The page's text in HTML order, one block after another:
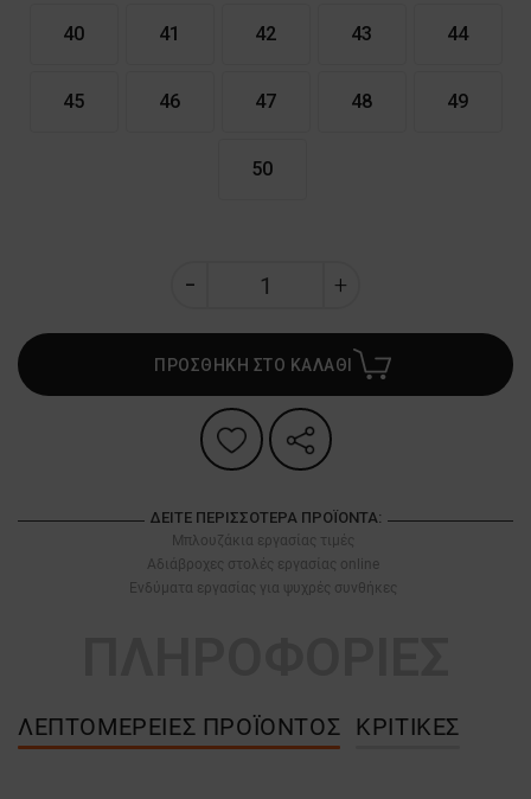
40 41 42 43 44
45 46 47 48 49
50
ΠΡΟΣΘΗΚΗ ΣΤΟ ΚΑΛΑΘΙ
ΔΕΊΤΕ ΠΕΡΙΣΣΌΤΕΡΑ ΠΡΟΪΌΝΤΑ:
Μπλουζάκια εργασίας τιμές
Αδιάβροχες στολές εργασίας online
Ενδύματα εργασίας για ψυχρές συνθήκες
ΛΕΠΤΟΜΈΡΕΙΕΣ ΠΡΟΪΌΝΤΟΣ ΚΡΙΤΙΚΈΣ